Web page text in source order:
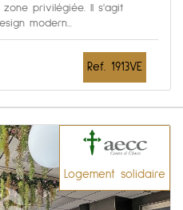
zone privilégiée. Il s'agit
modern...
Ref. 1913VE
Logement solidaire